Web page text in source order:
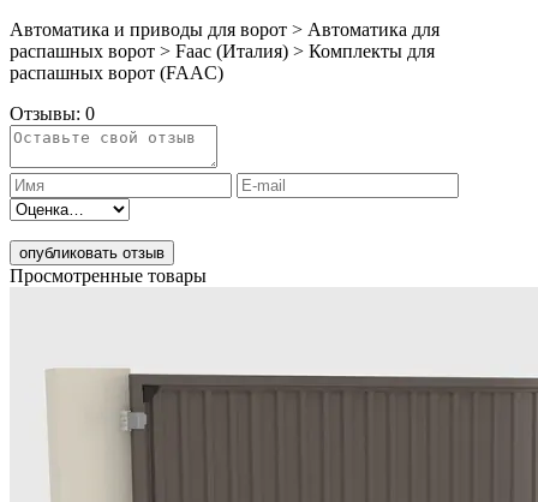
Автоматика и приводы для ворот > Автоматика для
распашных ворот > Faac (Италия) > Комплекты для
распашных ворот (FAAC)
Отзывы: 0
опубликовать отзыв
Просмотренные товары